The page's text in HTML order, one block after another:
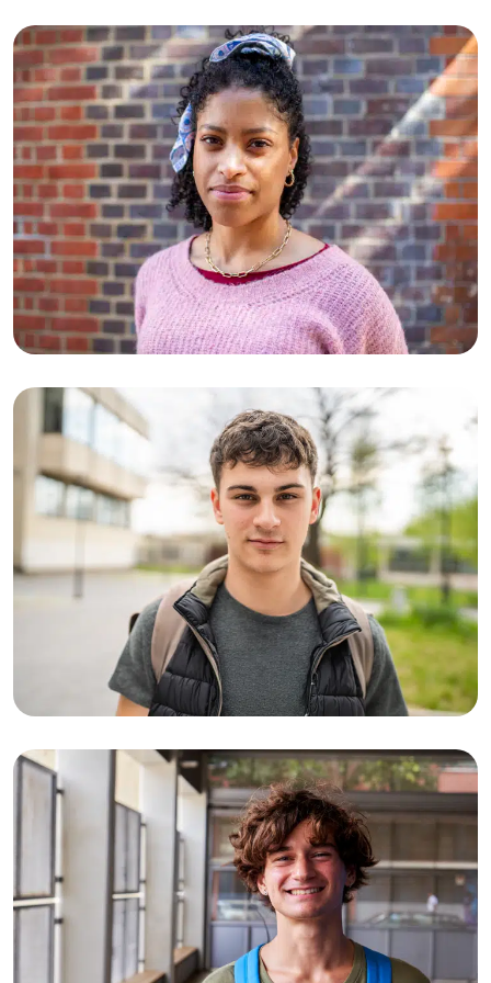
25-02-2026
Valentina (19): “Wanneer ik alleen ben,
zit ik diep in mijn hoofd”
12-02-2026
Het verhaal van Jamie (22): “Je kunt
over iemand heen zijn, maar niet over
wat ze je hebben aangedaan”